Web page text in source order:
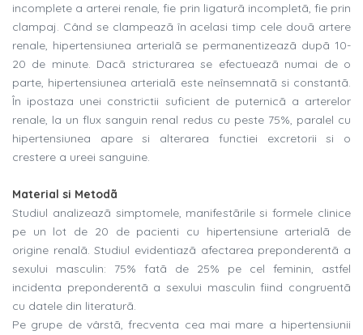
incomplete a arterei renale, fie prin ligaturã incompletã, fie prin
clampaj. Când se clampeazã în acelasi timp cele douã artere
renale, hipertensiunea arterialã se permanentizeazã dupã 10-
20 de minute. Dacã stricturarea se efectueazã numai de o
parte, hipertensiunea arterialã este neînsemnatã si constantã.
În ipostaza unei constrictii suficient de puternicã a arterelor
renale, la un flux sanguin renal redus cu peste 75%, paralel cu
hipertensiunea apare si alterarea functiei excretorii si o
crestere a ureei sanguine.
Material si Metodã
Studiul analizeazã simptomele, manifestãrile si formele clinice
pe un lot de 20 de pacienti cu hipertensiune arterialã de
origine renalã. Studiul evidentiazã afectarea preponderentã a
sexului masculin: 75% fatã de 25% pe cel feminin, astfel
incidenta preponderentã a sexului masculin fiind congruentã
cu datele din literaturã.
Pe grupe de vârstã, frecventa cea mai mare a hipertensiunii